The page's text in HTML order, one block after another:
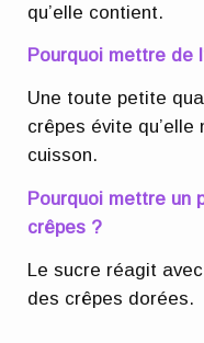
qu’elle contient.
Pourquoi mettre de
Une toute petite
crêpes évite
cuisson.
Pourquoi mettre un
crêpes ?
Le sucre réagit
des crêpes dorées.